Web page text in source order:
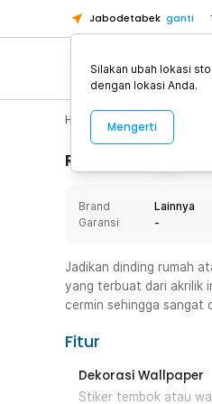
Jabodetabek ganti
Home Appliance
Rincian Produk
Brand
Lainnya
Garansi
-
Jadikan dinding rumah
yang terbuat dari akrilik
cermin sehingga sangat
Fitur
Dekorasi Wallpaper
Stiker tembok atau
Silakan ubah lokasi
dengan lokasi Anda.
Mengerti